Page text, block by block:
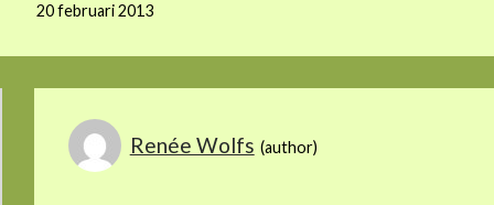
20 februari 2013
Renée Wolfs